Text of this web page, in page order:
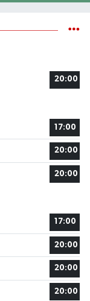
20:00
17:00
20:00
20:00
17:00
20:00
20:00
20:00